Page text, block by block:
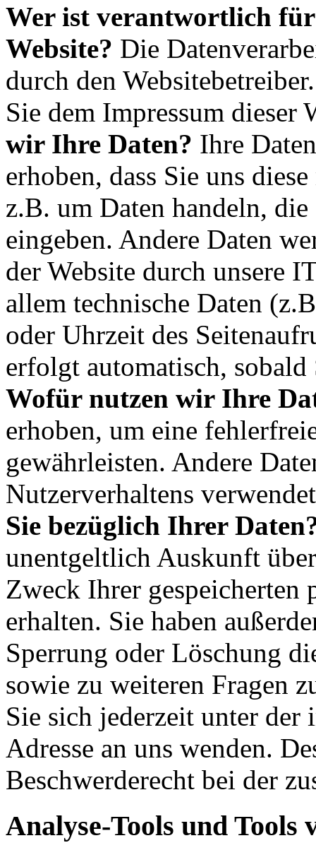
Wer ist verantwortlich für
Website? Die
durch den
Sie dem Impressum dieser
wir Ihre Daten? Ihre
erhoben, dass Sie uns
z.B. um Daten handeln,
eingeben. Andere Daten
der Website durch unsere
allem technische Daten
oder Uhrzeit des
erfolgt automatisch, sobald
Wofür nutzen wir Ihre
erhoben, um eine
gewährleisten. Andere
Nutzerverhaltens
Sie bezüglich Ihrer
unentgeltlich Auskunft
Zweck Ihrer gespeicherten
erhalten. Sie haben
Sperrung oder Löschung
sowie zu weiteren Fragen
Sie sich jederzeit unter der
Adresse an uns wenden.
Beschwerderecht bei der
Analyse-Tools und